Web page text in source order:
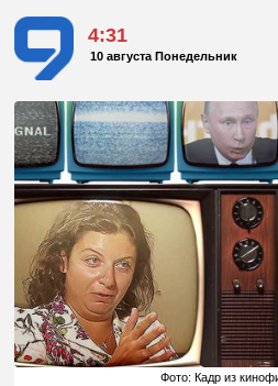
4:31
10 августа Понедельник
Фото: Кадр из